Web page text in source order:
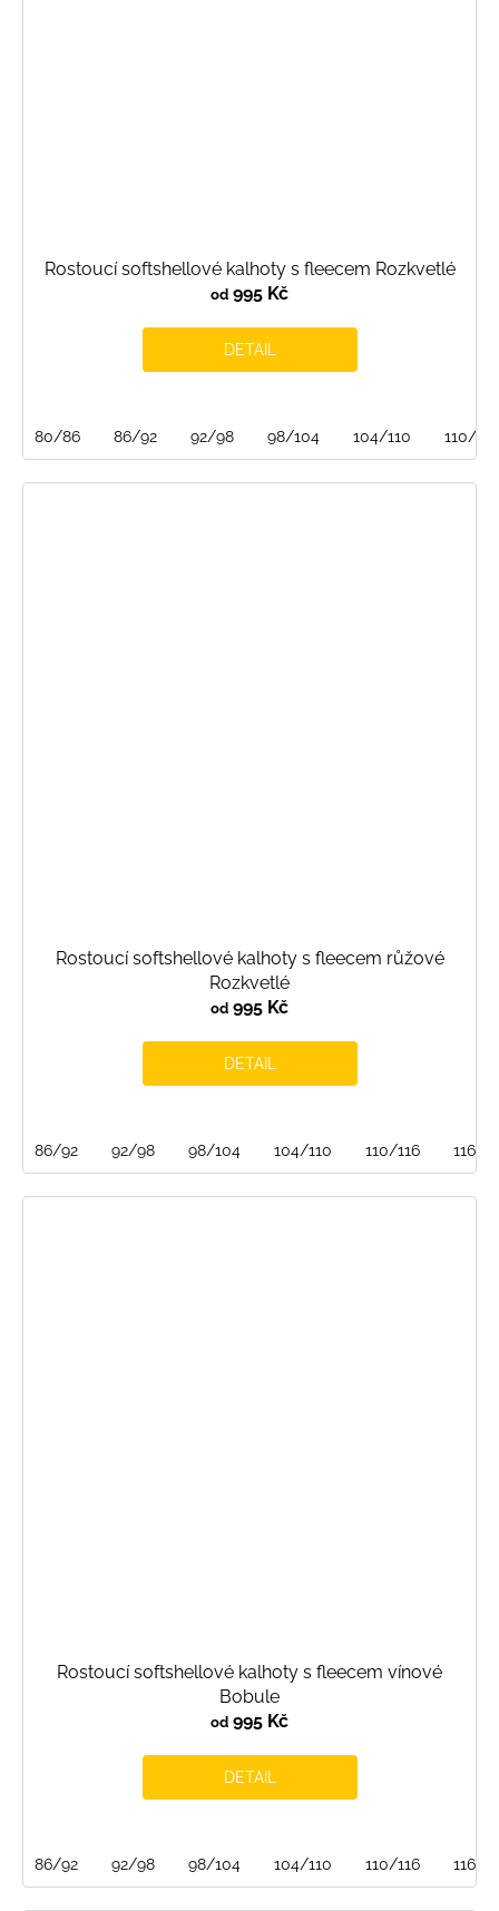
Rostoucí softshellové kalhoty s fleecem Rozkvetlé
od 995 Kč
DETAIL
80/86 86/92 92/98 98/104 104/110 110/116
Rostoucí softshellové kalhoty s fleecem růžové
Rozkvetlé
od 995 Kč
DETAIL
86/92 92/98 98/104 104/110 110/116 116/
Rostoucí softshellové kalhoty s fleecem vínové
Bobule
od 995 Kč
DETAIL
86/92 92/98 98/104 104/110 110/116 116/